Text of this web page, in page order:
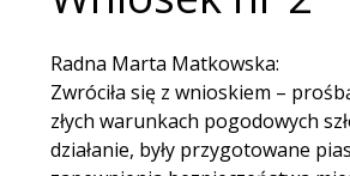
Radna Marta Matkowska:
Zwróciła się z wnioskiem –
złych warunkach pogodowych
działanie, były przygotowane